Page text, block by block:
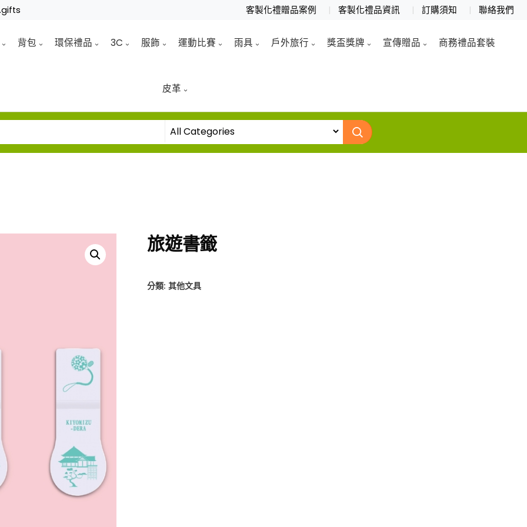
客製化禮贈品案例 客製化禮品資訊 訂購須知 聯絡我們
背包 環保禮品 3C 服飾 運動比賽 雨具 戶外旅行 獎盃獎牌 宣傳贈品 商務禮品套裝
皮革
旅遊書籤
分類:其他文具